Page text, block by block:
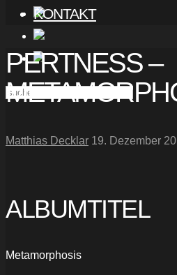
KONTAKT
PERTNESS –
Matthias Decklar 19. Dezember
ALBUMTITEL
Metamorphosis